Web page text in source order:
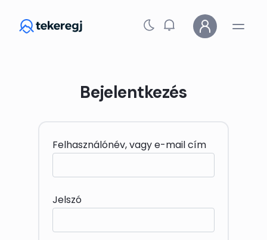
Bejelentkezés
Felhasználónév, vagy e-mail cím
Jelszó